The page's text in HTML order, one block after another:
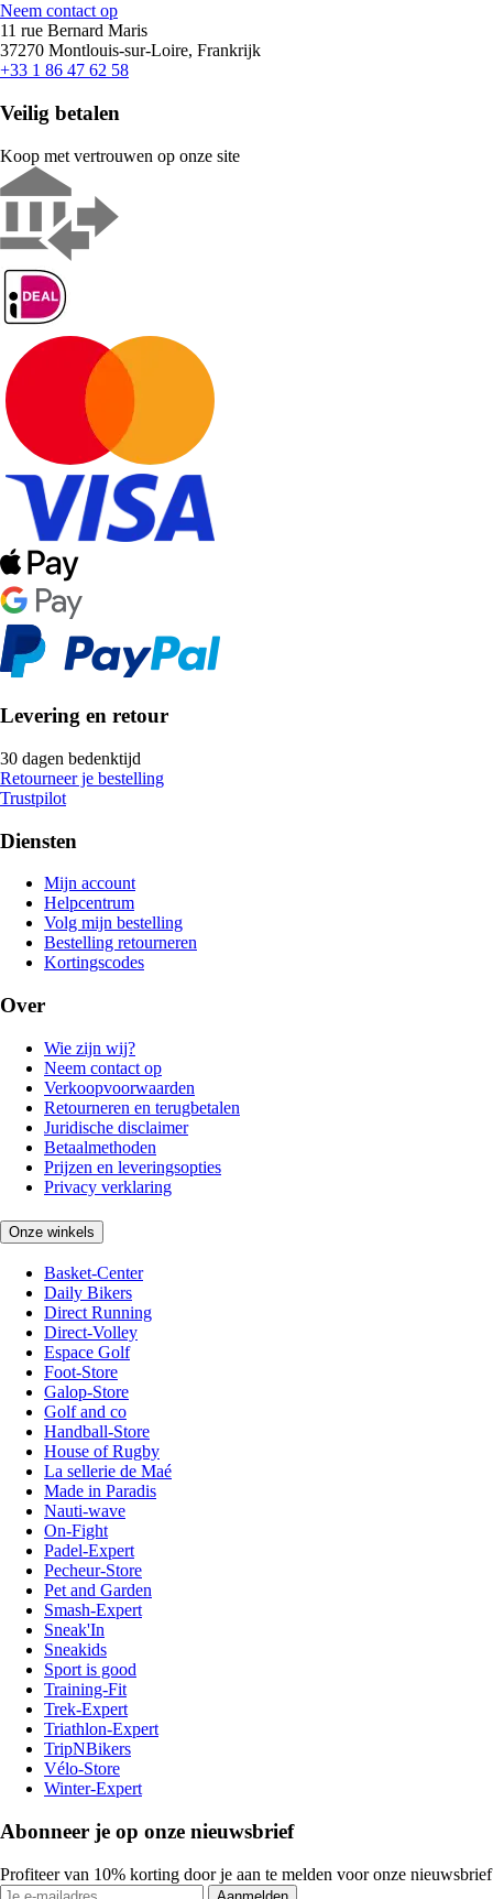
Neem contact op
11 rue Bernard Maris
37270 Montlouis-sur-Loire, Frankrijk
+33 1 86 47 62 58
Veilig betalen
Koop met vertrouwen op onze site
Levering en retour
30 dagen bedenktijd
Retourneer je bestelling
Trustpilot
Diensten
Mijn account
Helpcentrum
Volg mijn bestelling
Bestelling retourneren
Kortingscodes
Over
Wie zijn wij?
Neem contact op
Verkoopvoorwaarden
Retourneren en terugbetalen
Juridische disclaimer
Betaalmethoden
Prijzen en leveringsopties
Privacy verklaring
Onze winkels
Basket-Center
Daily Bikers
Direct Running
Direct-Volley
Espace Golf
Foot-Store
Galop-Store
Golf and co
Handball-Store
House of Rugby
La sellerie de Maé
Made in Paradis
Nauti-wave
On-Fight
Padel-Expert
Pecheur-Store
Pet and Garden
Smash-Expert
Sneak'In
Sneakids
Sport is good
Training-Fit
Trek-Expert
Triathlon-Expert
TripNBikers
Vélo-Store
Winter-Expert
Abonneer je op onze nieuwsbrief
Profiteer van 10% korting door je aan te melden voor onze nieuwsbrief